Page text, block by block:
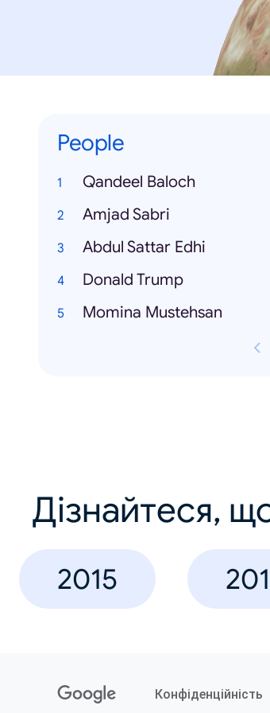
People
Qandeel Baloch
Amjad Sabri
Abdul Sattar Edhi
Donald Trump
Momina Mustehsan
Дізнайтеся,
2015
Конфіденційність